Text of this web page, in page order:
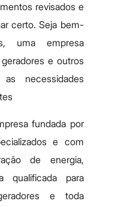
revisados e
certo. Seja bem-
uma empresa
e outros
necessidades
fundada por
e com
de energia,
qualificada para
e toda